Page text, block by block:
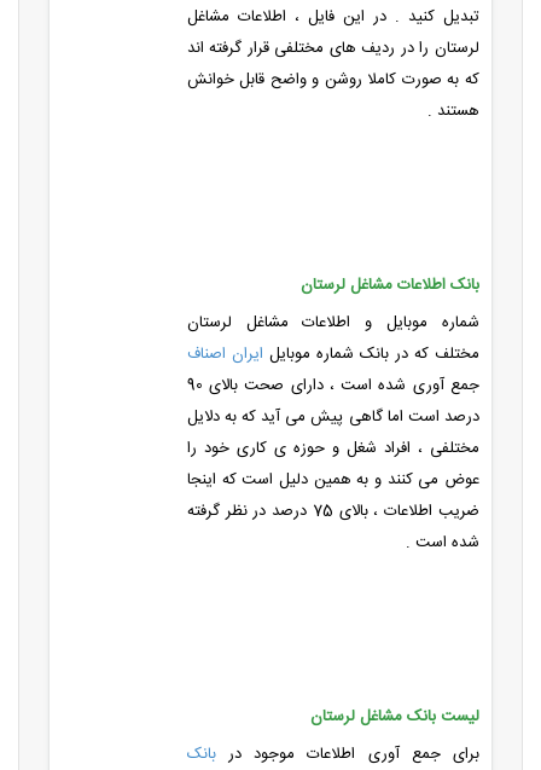
تبدیل کنید . در این فایل ، اطلاعات مشاغل
لرستان را در ردیف های مختلفی قرار گرفته اند
که به صورت کاملا روشن و واضح قابل خوانش
هستند .
بانک اطلاعات مشاغل لرستان
شماره موبایل و اطلاعات مشاغل لرستان
مختلف که در بانک شماره موبایل ایران اصناف
جمع آوری شده است ، دارای صحت بالای 90
درصد است اما گاهی پیش می آید که به دلایل
مختلفی ، افراد شغل و حوزه ی کاری خود را
عوض می کنند و به همین دلیل است که اینجا
ضریب اطلاعات ، بالای 75 درصد در نظر گرفته
شده است .
لیست بانک مشاغل لرستان
برای جمع آوری اطلاعات موجود دربانک